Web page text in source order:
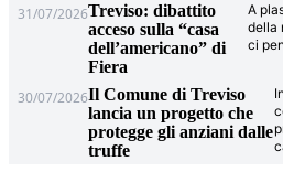
31/07/2026Treviso: dibattito
acceso sulla “casa
dell’americano” di
Fiera
A
della
ci
30/07/2026Il Comune di Treviso
lancia un progetto che
protegge gli anziani dalle
truffe